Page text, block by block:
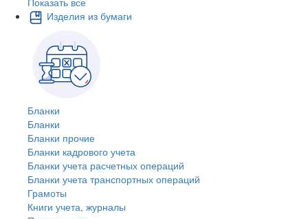
Изделия из бумаги
Бланки
Бланки
Бланки прочие
Бланки кадрового учета
Бланки учета расчетных операций
Бланки учета транспортных операций
Грамоты
Книги учета, журналы